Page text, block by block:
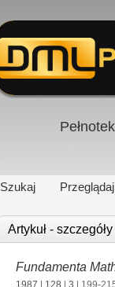
Szukaj Przeglądaj
Artykuł - szczegóły
Fundamenta
1987 128 3 | 199-